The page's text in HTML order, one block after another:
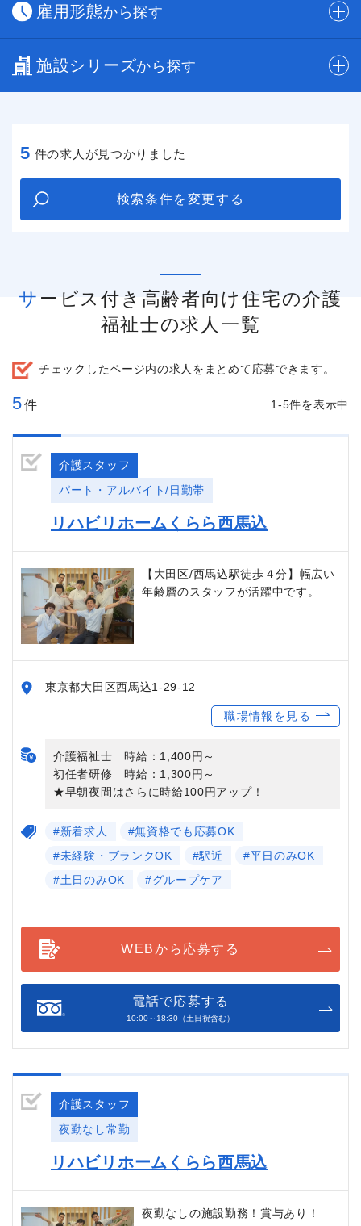
雇用形態から探す
施設シリーズから探す
5 件の求人が見つかりました
検索条件を変更する
サービス付き高齢者向け住宅の介護
福祉士の求人一覧
チェックしたページ内の求人をまとめて応募できます。
5件 1-5件を表示中
介護スタッフ
パート・アルバイト/日勤帯
リハビリホームくらら西馬込
【大田区/西馬込駅徒歩４分】幅広い
年齢層のスタッフが活躍中です。
東京都大田区西馬込1-29-12
職場情報を見る
介護福祉士 時給：1,400円～
初任者研修 時給：1,300円～
★早朝夜間はさらに時給100円アップ！
#新着求人
#無資格でも応募OK
#未経験・ブランクOK
#駅近
#平日のみOK
#土日のみOK
#グループケア
WEBから応募する
電話で応募する
10:00～18:30（土日祝含む）
介護スタッフ
夜勤なし常勤
リハビリホームくらら西馬込
夜勤なしの施設勤務！賞与あり！